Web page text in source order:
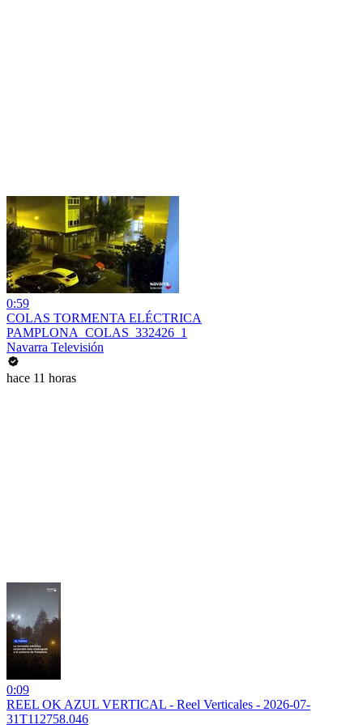
0:59
COLAS TORMENTA ELÉCTRICA
PAMPLONA_COLAS_332426_1
Navarra Televisión
hace 11 horas
0:09
REEL OK AZUL VERTICAL - Reel Verticales - 2026-07-
31T112758.046